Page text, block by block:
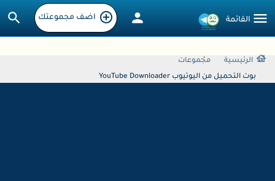
اضف مجموعتك
الرئيسية
مجموعات
بوت التحميل من اليوتيوب YouTube Downloader